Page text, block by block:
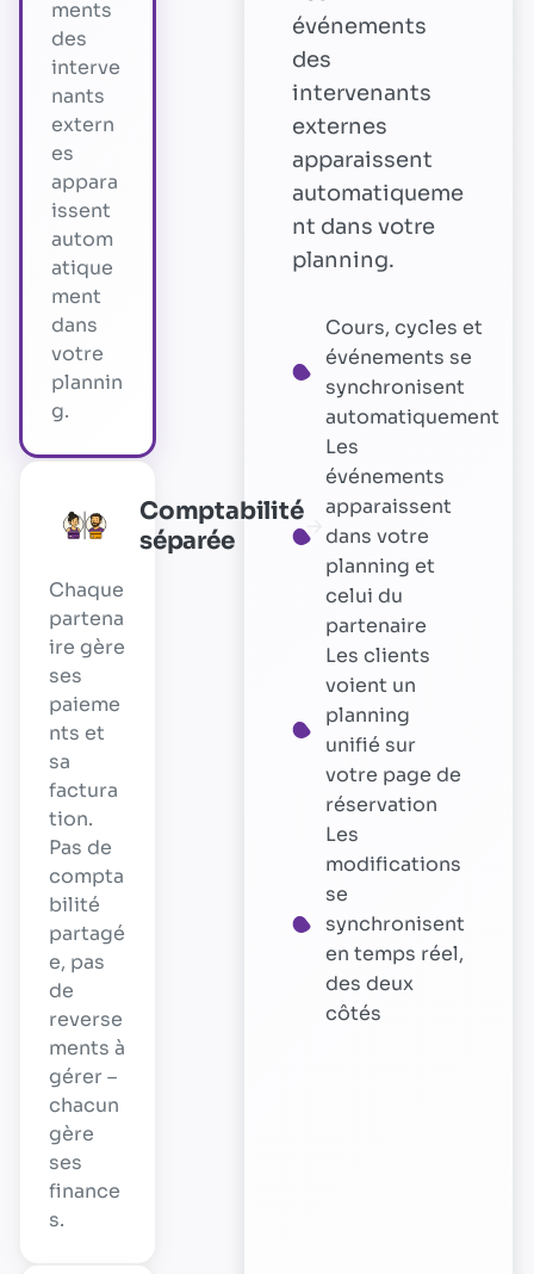
ments
des
interve
nants
extern
es
appara
issent
autom
atique
ment
dans
votre
plannin
g.
Comptabilité
séparée
→
Chaque
partena
ire gère
ses
paieme
nts et
sa
factura
tion.
Pas de
compta
bilité
partagé
e, pas
de
reverse
ments à
gérer –
chacun
gère
ses
finance
s.
événements
des
intervenants
externes
apparaissent
automatiqueme
nt dans votre
planning.
Cours, cycles et
événements se
synchronisent
automatiquement
Les
événements
apparaissent
dans votre
planning et
celui du
partenaire
Les clients
voient un
planning
unifié sur
votre page de
réservation
Les
modifications
se
synchronisent
en temps réel,
des deux
côtés